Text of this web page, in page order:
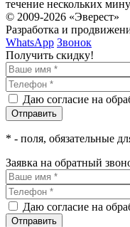
течение нескольких
© 2009-2026 «Эверест»
Разработка и
WhatsApp Звонок
Получить скидку!
Даю согласие на
* - поля, обязательные
Заявка на обратный
Даю согласие на